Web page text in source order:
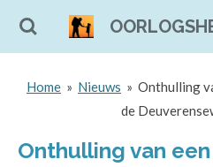
Ga
Home » Nieuws » Onthulling
de
Onthulling van